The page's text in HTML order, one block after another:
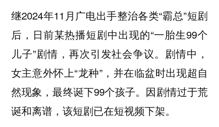
继2024年11月广电出手整治各类“霸总”短剧
后，日前某热播短剧中出现的“一胎生99个
儿子”剧情，再次引发社会争议。剧情中，
女主意外怀上“龙种”，并在临盆时出现超自
然现象，最终诞下99个孩子。因剧情过于荒
诞和离谱，该短剧已在短视频下架。